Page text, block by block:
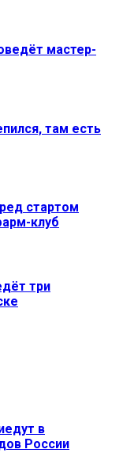
мастер-
там есть
стартом
клуб
три
в
России